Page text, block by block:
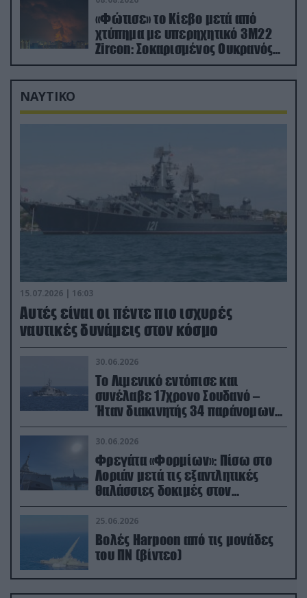
«Φώτισε» το Κίεβο μετά από
χτύπημα με υπερηχητικό 3M22
Zircon: Σοκαρισμένος Ουκρανός
κατέγραψε τη στιγμή (βίντεο)
ΝΑΥΤΙΚΟ
15.07.2026 | 16:03
Aυτές είναι οι πέντε πιο ισχυρές
ναυτικές δυνάμεις στον κόσμο
30.06.2026
Το Λιμενικό εντόπισε και
συνέλαβε 17χρονο Σουδανό –
Ήταν διακινητής 34 παράνομων
μεταναστών
30.06.2026
Φρεγάτα «Φορμίων»: Πίσω στο
Λοριάν μετά τις εξαντλητικές
θαλάσσιες δοκιμές στον
απαιτητικό Βισκαϊκό
25.06.2026
Βολές Harpoon από τις μονάδες
του ΠΝ (βίντεο)